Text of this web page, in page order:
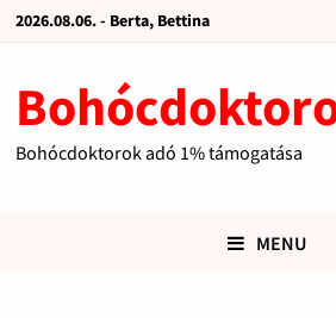
2026.08.06. - Berta, Bettina
Bohócdoktorok adó 1% támogatása
MENU